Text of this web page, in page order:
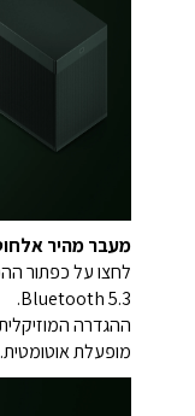
מעבר מהיר
Bluetooth 5.3.
מופעלת אוטומטית.